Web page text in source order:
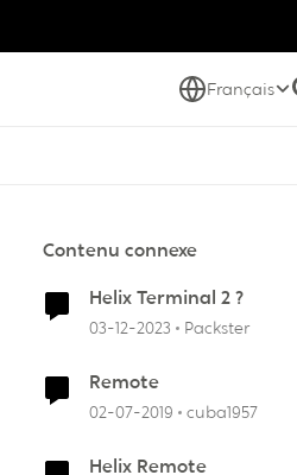
Français
Contenu connexe
Helix Terminal 2 ?
03-12-2023 Packster
Remote
02-07-2019 cuba1957
Helix Remote